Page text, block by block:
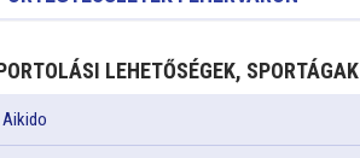
LEHETŐSÉGEK, SPORTÁGAK
Aikido